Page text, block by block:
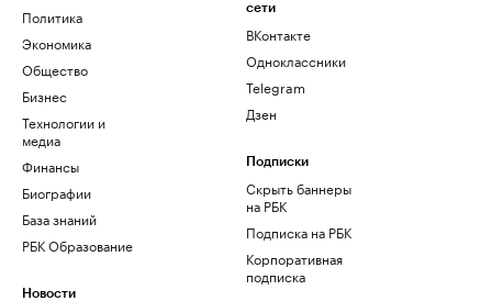
Политика
Экономика
Общество
Бизнес
Технологии и
медиа
Финансы
Биографии
База знаний
РБК Образование
Новости
сети
ВКонтакте
Одноклассники
Telegram
Дзен
Подписки
Скрыть баннеры
на РБК
Подписка на РБК
Корпоративная
подписка